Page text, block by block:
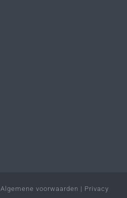
Algemene voorwaarden | Privacy